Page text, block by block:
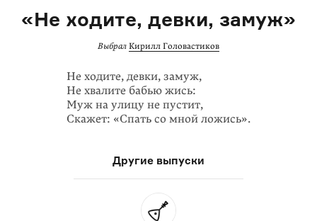
«Не ходите, девки, замуж»
Выбрал Кирилл Головастиков
Не ходите, девки, замуж,
Не хвалите бабью жись:
Муж на улицу не пустит,
Скажет: «Спать со мной ложись».
Другие выпуски